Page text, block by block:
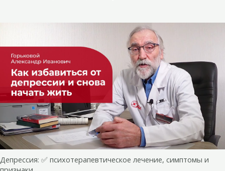
Депрессия: ✅ психотерапевтическое лечение, симптомы и